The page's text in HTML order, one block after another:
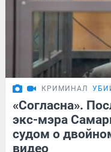
КРИМИНАЛ
«Согласна».
экс-мэра
судом о
видео